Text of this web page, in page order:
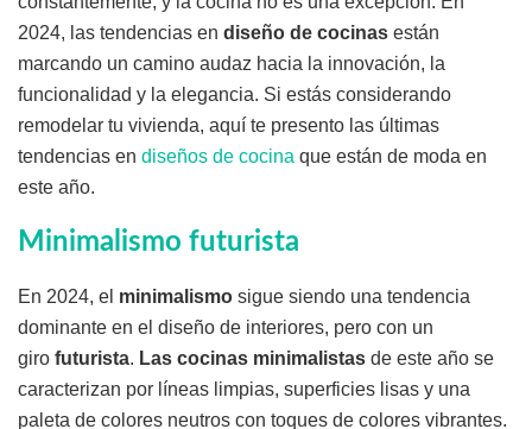
2024, las tendencias en diseño de cocinas están
marcando un camino audaz hacia la innovación, la
funcionalidad y la elegancia. Si estás considerando
remodelar tu vivienda, aquí te presento las últimas
tendencias en diseños de cocina que están de moda en
este año.
Minimalismo futurista
En 2024, el minimalismo sigue siendo una tendencia
dominante en el diseño de interiores, pero con un
giro futurista. Las cocinas minimalistas de este año se
caracterizan por líneas limpias, superficies lisas y una
paleta de colores neutros con toques de colores vibrantes.